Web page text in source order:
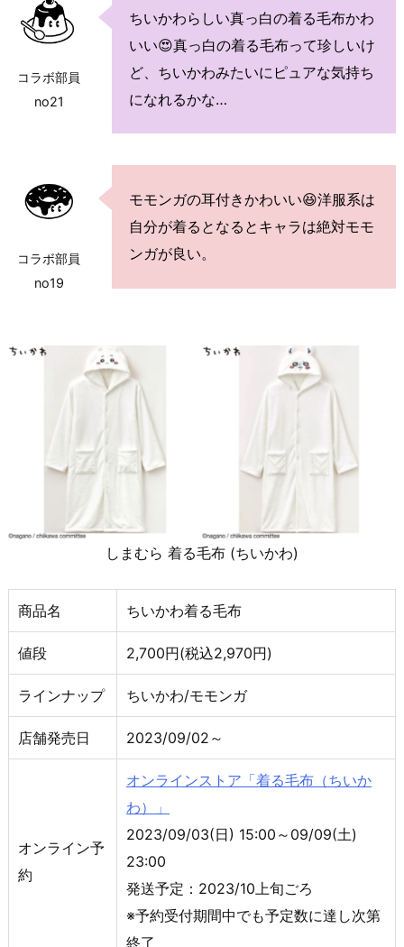
コラボ部員
no21
ちいかわらしい真っ白の着る毛布かわ
いい😍真っ白の着る毛布って珍しいけ
ど、ちいかわみたいにピュアな気持ち
になれるかな…
コラボ部員
no19
モモンガの耳付きかわいい😆洋服系は
自分が着るとなるとキャラは絶対モモ
ンガが良い。
しまむら 着る毛布 (ちいかわ)
商品名 ちいかわ着る毛布
値段 2,700円(税込2,970円)
ラインナップ ちいかわ/モモンガ
店舗発売日 2023/09/02～
オンライン予
約
オンラインストア「着る毛布（ちいか
わ）」
2023/09/03(日) 15:00～09/09(土)
23:00
発送予定：2023/10上旬ごろ
※予約受付期間中でも予定数に達し次第
終了